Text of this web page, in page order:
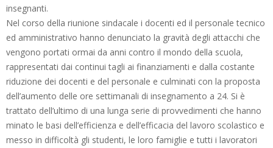
insegnanti.
Nel corso della riunione sindacale i docenti ed il personale tecnico
ed amministrativo hanno denunciato la gravità degli attacchi che
vengono portati ormai da anni contro il mondo della scuola,
rappresentati dai continui tagli ai finanziamenti e dalla costante
riduzione dei docenti e del personale e culminati con la proposta
dell’aumento delle ore settimanali di insegnamento a 24. Si è
trattato dell’ultimo di una lunga serie di provvedimenti che hanno
minato le basi dell’efficienza e dell’efficacia del lavoro scolastico e
messo in difficoltà gli studenti, le loro famiglie e tutti i lavoratori